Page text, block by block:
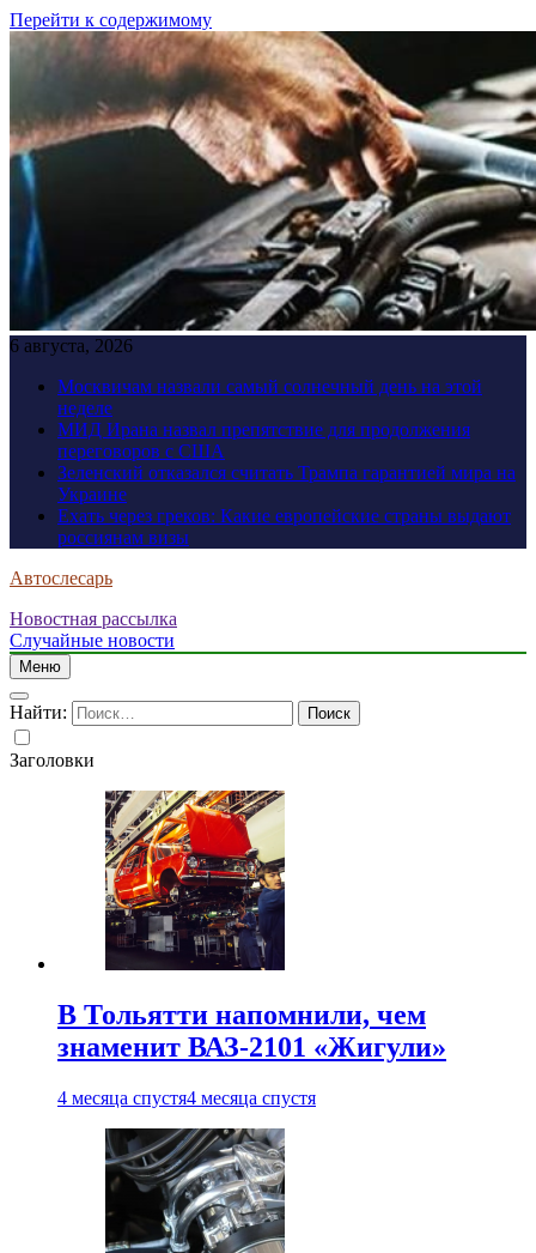
Перейти к содержимому
6 августа, 2026
Москвичам назвали самый солнечный день на этой
неделе
МИД Ирана назвал препятствие для продолжения
переговоров с США
Зеленский отказался считать Трампа гарантией мира на
Украине
Ехать через греков: Какие европейские страны выдают
россиянам визы
Автослесарь
Новостная рассылка
Случайные новости
Меню
Найти:
Заголовки
В Тольятти напомнили, чем
знаменит ВАЗ-2101 «Жигули»
4 месяца спустя4 месяца спустя